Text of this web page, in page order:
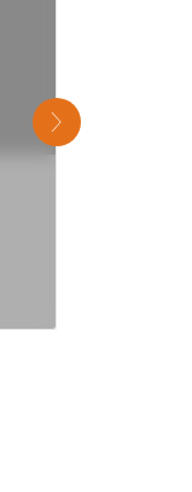
次のスライド